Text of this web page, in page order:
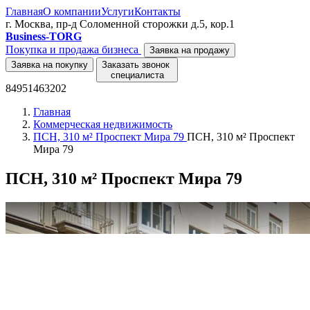
ГлавнаяО компанииУслугиКонтакты
г. Москва, пр-д Соломенной сторожки д.5, кор.1
Business-TORG
Покупка и продажа бизнеса
Заявка на продажу
Заявка на покупку
Заказать звонок
специалиста
84951463202
Главная
Коммерческая недвижимость
ПСН, 310 м² Проспект Мира 79 ПСН, 310 м² Проспект
Мира 79
ПСН, 310 м² Проспект Мира 79